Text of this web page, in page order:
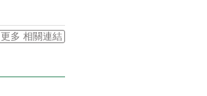
更多 相關連結